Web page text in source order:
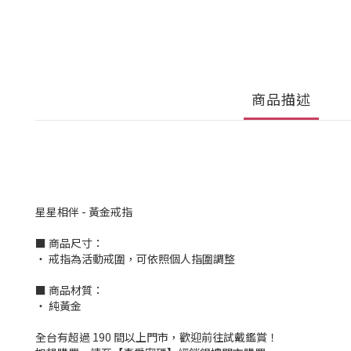
商品描述
星星相伴 - 黃金戒指
■ 商品尺寸：
‧ 戒指為活動戒圍，可依照個人指圍調整
■ 商品材質：
‧ 純黃金
全台有超過 190 間以上門市，歡迎前往試戴鑑賞！